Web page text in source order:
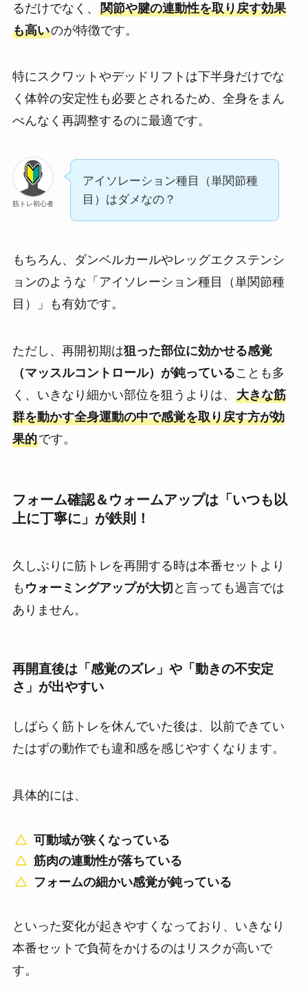
るだけでなく、 関節や腱の連動性を取り戻す効果
も高いのが特徴です。
特にスクワットやデッドリフトは下半身だけでな
く体幹の安定性も必要とされるため、全身をまん
べんなく再調整するのに最適です。
筋トレ初心者
アイソレーション種目（単関節種
目）はダメなの？
もちろん、ダンベルカールやレッグエクステンシ
ョンのような「アイソレーション種目（単関節種
目）」も有効です。
ただし、再開初期は狙った部位に効かせる感覚
（マッスルコントロール）が鈍っていることも多
く、いきなり細かい部位を狙うよりは、 大きな筋
群を動かす全身運動の中で感覚を取り戻す方が効
果的です。
フォーム確認＆ウォームアップは「いつも以
上に丁寧に」が鉄則！
久しぶりに筋トレを再開する時は本番セットより
も ウォーミングアップが大切 と言っても過言では
ありません。
再開直後は「感覚のズレ」や「動きの不安定
さ」が出やすい
しばらく筋トレを休んでいた後は、以前できてい
たはずの動作でも違和感を感じやすくなります。
具体的には、
可動域が狭くなっている
筋肉の連動性が落ちている
フォームの細かい感覚が鈍っている
といった変化が起きやすくなっており、いきなり
本番セットで負荷をかけるのはリスクが高いで
す。